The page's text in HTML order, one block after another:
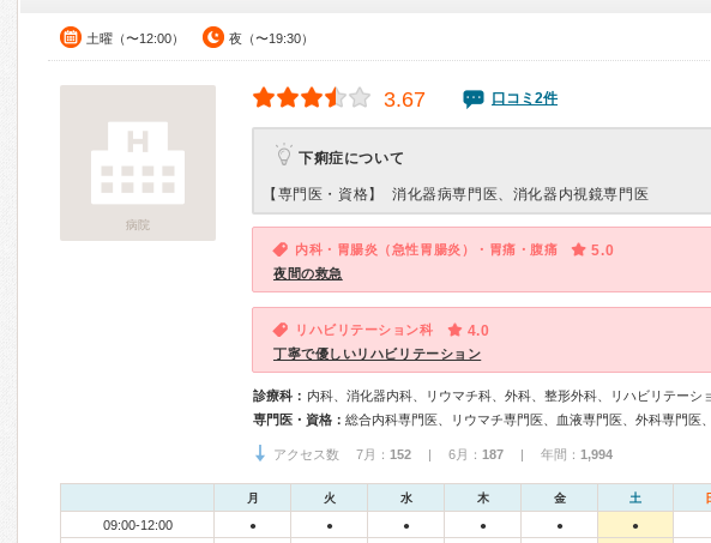
土曜（〜12:00） 夜（〜19:30）
病院
3.67 口コミ2件
下痢症について
【専門医・資格】 消化器病専門医、消化器内視鏡専門医
内科・胃腸炎（急性胃腸炎）・胃痛・腹痛 5.0
夜間の救急
リハビリテーション科 4.0
丁寧で優しいリハビリテーション
診療科： 内科、消化器内科、リウマチ科、外科、整形外科、リハビリテーシ
専門医・資格：
アクセス数 7月： 152 | 6月： 187 | 年間： 1,994
月 火 水 木 金 土
09:00-12:00 ● ● ● ● ● ●